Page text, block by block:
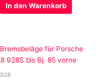
In den Warenkorb
928